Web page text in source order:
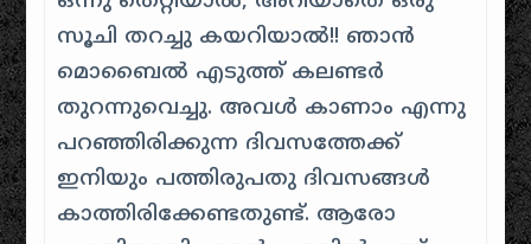
സൂചി തറച്ചു കയറിയാല്‍!! ഞാന്‍
മൊബൈല്‍ എടുത്ത് കലണ്ടര്‍
തുറന്നുവെച്ചു. അവള്‍ കാണാം എന്നു
പറഞ്ഞിരിക്കുന്ന ദിവസത്തേക്ക്
ഇനിയും പത്തിരുപതു ദിവസങ്ങള്‍
കാത്തിരിക്കേണ്ടതുണ്ട്. ആരോ